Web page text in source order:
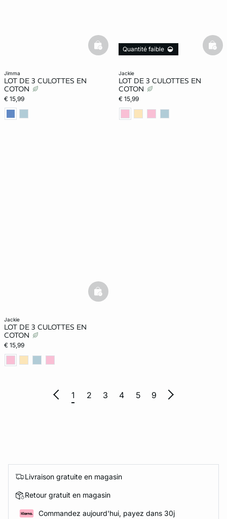
jimma
LOT DE 3 CULOTTES EN
COTON
€ 15,99
basketfull
jackie
LOT DE 3 CULOTTES EN
COTON
€ 15,99
Quantité faible
jackie
LOT DE 3 CULOTTES EN
COTON
€ 15,99
basketfull
1 2 3 4 5 9
Livraison gratuite en magasin
Retour gratuit en magasin
Commandez aujourd'hui, payez dans 30j